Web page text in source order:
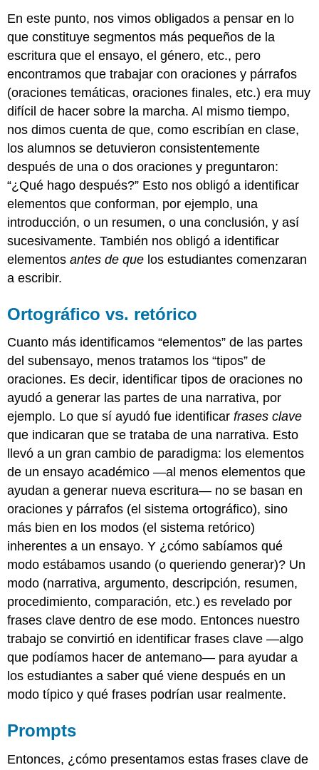
En este punto, nos vimos obligados a pensar en lo
que constituye segmentos más pequeños de la
escritura que el ensayo, el género, etc., pero
encontramos que trabajar con oraciones y párrafos
(oraciones temáticas, oraciones finales, etc.) era muy
difícil de hacer sobre la marcha. Al mismo tiempo,
nos dimos cuenta de que, como escribían en clase,
los alumnos se detuvieron consistentemente
después de una o dos oraciones y preguntaron:
“¿Qué hago después?” Esto nos obligó a identificar
elementos que conforman, por ejemplo, una
introducción, o un resumen, o una conclusión, y así
sucesivamente. También nos obligó a identificar
elementosantes de que los estudiantes comenzaran
a escribir.
Ortográfico vs. retórico
Cuanto más identificamos “elementos” de las partes
del subensayo, menos tratamos los “tipos” de
oraciones. Es decir, identificar tipos de oraciones no
ayudó a generar las partes de una narrativa, por
ejemplo. Lo que sí ayudó fue identificarfrases clave
que indicaran que se trataba de una narrativa. Esto
llevó a un gran cambio de paradigma: los elementos
de un ensayo académico —al menos elementos que
ayudan a generar nueva escritura— no se basan en
oraciones y párrafos (el sistema ortográfico), sino
más bien en los modos (el sistema retórico)
inherentes a un ensayo. Y ¿cómo sabíamos qué
modo estábamos usando (o queriendo generar)? Un
modo (narrativa, argumento, descripción, resumen,
procedimiento, comparación, etc.) es revelado por
frases clave dentro de ese modo. Entonces nuestro
trabajo se convirtió en identificar frases clave —algo
que podíamos hacer de antemano— para ayudar a
los estudiantes a saber qué viene después en un
modo típico y qué frases podrían usar realmente.
Prompts
Entonces, ¿cómo presentamos estas frases clave de